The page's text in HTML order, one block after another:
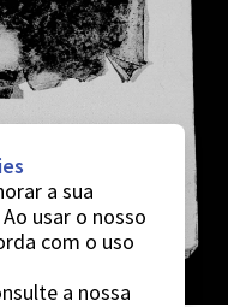
a sua
usar o nosso
com o uso
a nossa